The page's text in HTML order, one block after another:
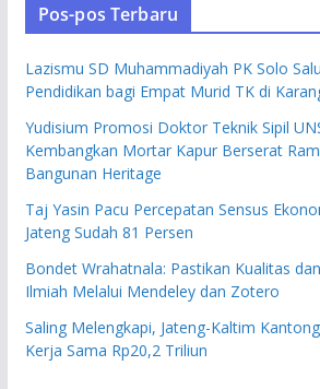
Pos-pos Terbaru
Lazismu SD Muhammadiyah PK Solo
Pendidikan bagi Empat Murid TK di
Yudisium Promosi Doktor Teknik Sipil
Kembangkan Mortar Kapur Berserat
Bangunan Heritage
Taj Yasin Pacu Percepatan Sensus
Jateng Sudah 81 Persen
Bondet Wrahatnala: Pastikan Kualitas
Ilmiah Melalui Mendeley dan Zotero
Saling Melengkapi, Jateng-Kaltim
Kerja Sama Rp20,2 Triliun